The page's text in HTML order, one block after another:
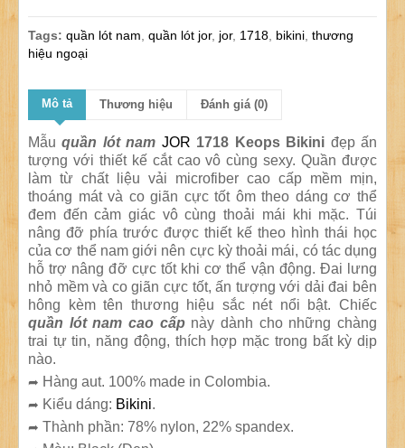
Tags: quần lót nam quần lót jor, jor, 1718 bikini thương
hiệu ngoại
Mô tả Thương hiệu Đánh giá (0)
Mẫuquần lót nam JOR 1718 Keops Bikini đẹp ấn
tượng với thiết kế cắt cao vô cùng sexy. Quần được
làm từ chất liệu vải microfiber cao cấp mềm mịn,
thoáng mát và co giãn cực tốt ôm theo dáng cơ thể
đem đến cảm giác vô cùng thoải mái khi mặc. Túi
nâng đỡ phía trước được thiết kế theo hình thái học
của cơ thể nam giới nên cực kỳ thoải mái, có tác dụng
hỗ trợ nâng đỡ cực tốt khi cơ thể vận động. Đai lưng
nhỏ mềm và co giãn cực tốt, ấn tượng với dải đai bên
hông kèm tên thương hiệu sắc nét nổi bật. Chiếc
quần lót nam cao cấp này dành cho những chàng
trai tự tin, năng động, thích hợp mặc trong bất kỳ dịp
nào.
➦ Hàng aut. 100% made in Colombia.
➦ Kiểu dáng: Bikini.
➦ Thành phần: 78% nylon, 22% spandex.